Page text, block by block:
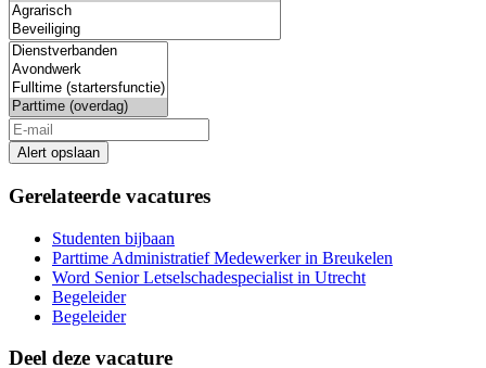
Alert opslaan
Gerelateerde vacatures
Studenten bijbaan
Parttime Administratief Medewerker in Breukelen
Word Senior Letselschadespecialist in Utrecht
Begeleider
Begeleider
Deel deze vacature